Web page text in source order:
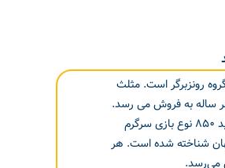
رونزبرگر است. مثلث
از ۲۰ میلیون محصول در ۵۰ کشور جهان هر ساله به فروش می رسد.
Ravensburger Spielverlage GmbH به عنوان یک شرکت تولید کننده بازی باز تولید ۸۵۰ نوع بازی سرگرم
شناخته شده است. هر